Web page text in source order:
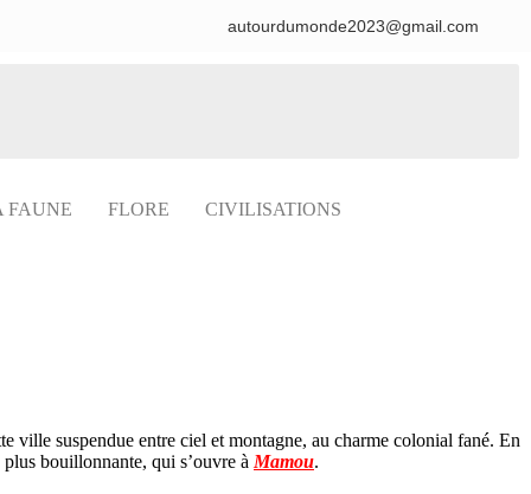
autourdumonde2023@gmail.com
FAUNE FLORE CIVILISATIONS
ville suspendue entre ciel et montagne, au charme colonial fané. En
bouillonnante, qui s’ouvre à Mamou.